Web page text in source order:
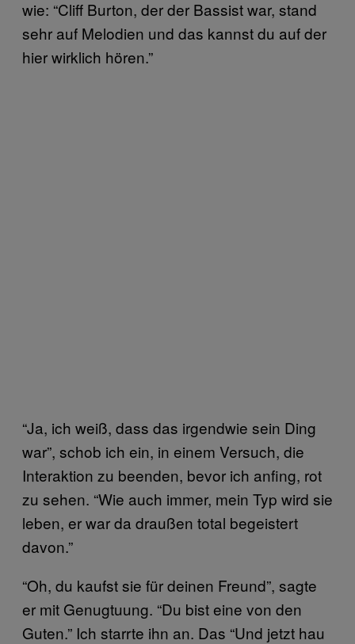
wie: “Cliff Burton, der der Bassist war, stand
sehr auf Melodien und das kannst du auf der
hier wirklich hören.”
“Ja, ich weiß, dass das irgendwie sein Ding
war”, schob ich ein, in einem Versuch, die
Interaktion zu beenden, bevor ich anfing, rot
zu sehen. “Wie auch immer, mein Typ wird sie
leben, er war da draußen total begeistert
davon.”
“Oh, du kaufst sie für deinen Freund”, sagte
er mit Genugtuung. “Du bist eine von den
Guten.” Ich starrte ihn an. Das “Und jetzt hau